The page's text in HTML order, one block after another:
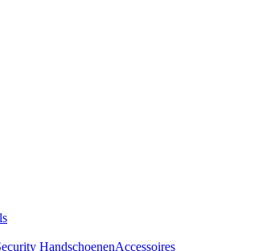
HandschoenenAccessoires